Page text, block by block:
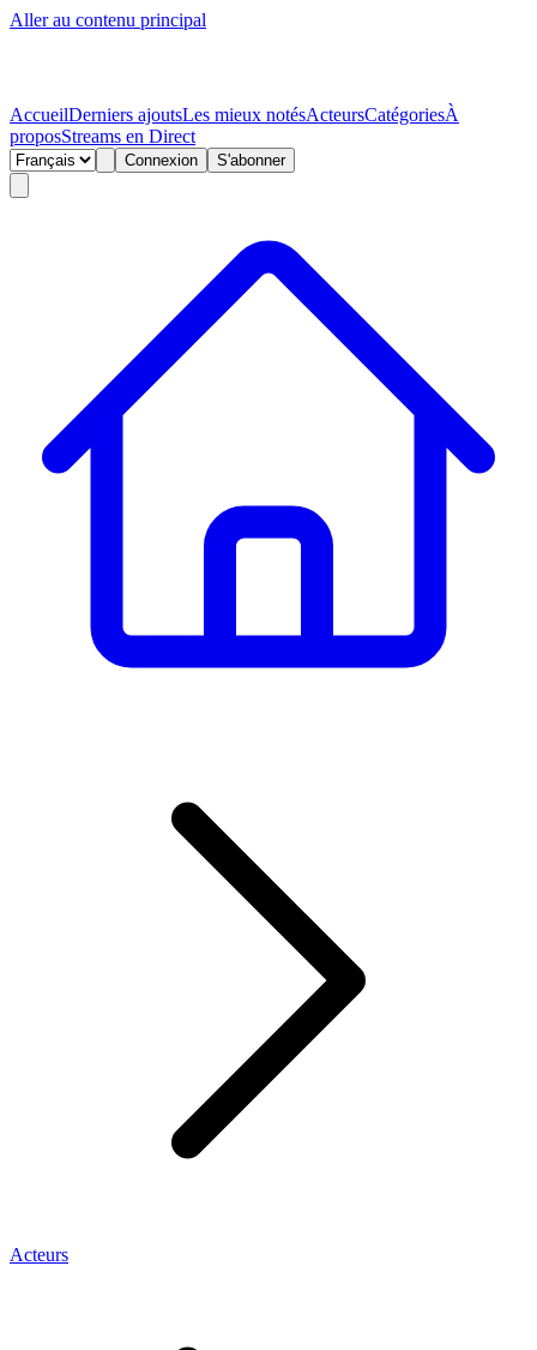
Aller au contenu principal
AccueilDerniers ajoutsLes mieux notésActeursCatégoriesÀ
proposStreams en Direct
Connexion S'abonner
Acteurs